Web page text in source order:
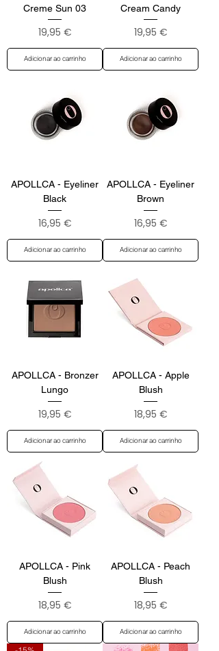
Creme Sun 03
Preço
19,95 €
Adicionar ao carrinho
Cream Candy
Preço
19,95 €
Adicionar ao carrinho
APOLLCA - Eyeliner
Black
Preço
16,95 €
Adicionar ao carrinho
APOLLCA - Eyeliner
Brown
Preço
16,95 €
Adicionar ao carrinho
APOLLCA - Bronzer
Lungo
Preço
19,95 €
Adicionar ao carrinho
APOLLCA - Apple
Blush
Preço
18,95 €
Adicionar ao carrinho
APOLLCA - Pink
Blush
Preço
18,95 €
Adicionar ao carrinho
APOLLCA - Peach
Blush
Preço
18,95 €
Adicionar ao carrinho